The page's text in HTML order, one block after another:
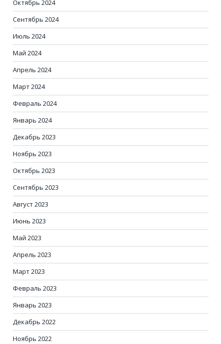
Октябрь 2024
Сентябрь 2024
Июль 2024
Май 2024
Апрель 2024
Март 2024
Февраль 2024
Январь 2024
Декабрь 2023
Ноябрь 2023
Октябрь 2023
Сентябрь 2023
Август 2023
Июнь 2023
Май 2023
Апрель 2023
Март 2023
Февраль 2023
Январь 2023
Декабрь 2022
Ноябрь 2022